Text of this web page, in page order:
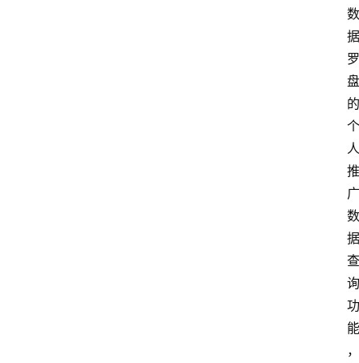
数
据
罗
盘
的
个
人
推
广
数
据
查
询
功
能
，